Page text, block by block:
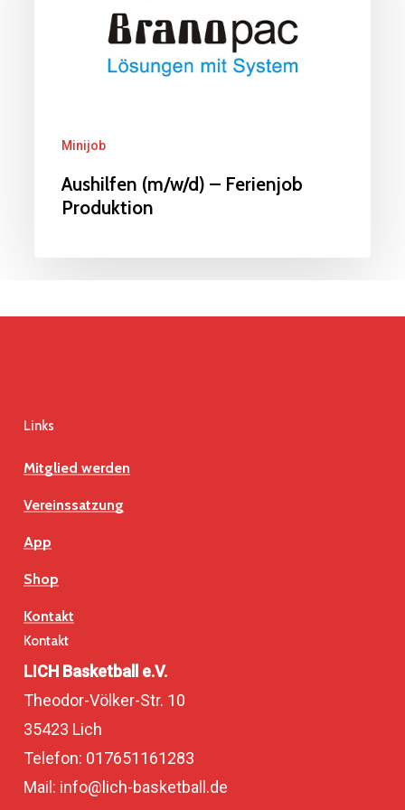
Produktion
Minijob
Aushilfen (m/w/d) – Ferienjob
Produktion
Links
Mitglied werden
Vereinssatzung
App
Shop
Kontakt
Kontakt
LICH Basketball e.V.
Theodor-Völker-Str. 10
35423 Lich
Telefon: 017651161283
Mail: info@lich-basketball.de